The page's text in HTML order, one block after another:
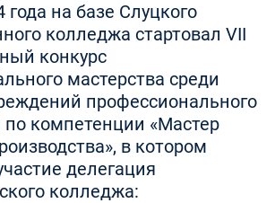
на базе Слуцкого
колледжа стартовал VII
конкурс
мастерства среди
профессионального
по компетенции «Мастер
в котором
делегация
колледжа: